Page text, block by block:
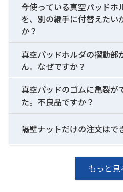
今使っている真空パッドホ
を、別の継手に付替えたい
か？
真空パッドホルダの摺動部
ん。なぜですか？
真空パッドのゴムに亀裂が
た。不良品ですか？
隔壁ナットだけの注文はで
もっと見